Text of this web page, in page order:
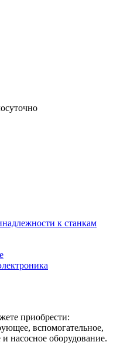
к станкам
приобрести:
вспомогательное,
насосное оборудование.